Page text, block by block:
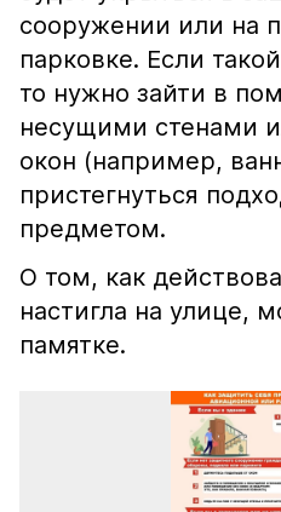
сооружении или на
парковке. Если
то нужно зайти в
несущими стенами
окон (например,
пристегнуться
предметом.
О том, как
настигла на улице,
памятке.